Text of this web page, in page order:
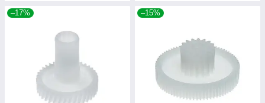
–17% –15%